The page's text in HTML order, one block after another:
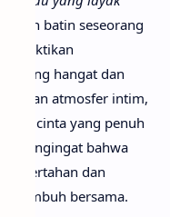
batin seseorang
yang hangat dan
atmosfer intim,
cinta yang penuh
pengingat bahwa
bertahan dan
tumbuh bersama.